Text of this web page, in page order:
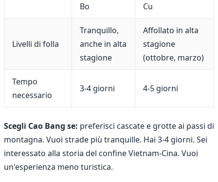
Bo
Cu
Livelli di folla
Tranquillo,
anche in alta
stagione
Affollato in alta
stagione
(ottobre, marzo)
Tempo
necessario
3-4 giorni 4-5 giorni
Scegli Cao Bang se: preferisci cascate e grotte ai passi di
montagna. Vuoi strade più tranquille. Hai 3-4 giorni. Sei
interessato alla storia del confine Vietnam-Cina. Vuoi
un'esperienza meno turistica.